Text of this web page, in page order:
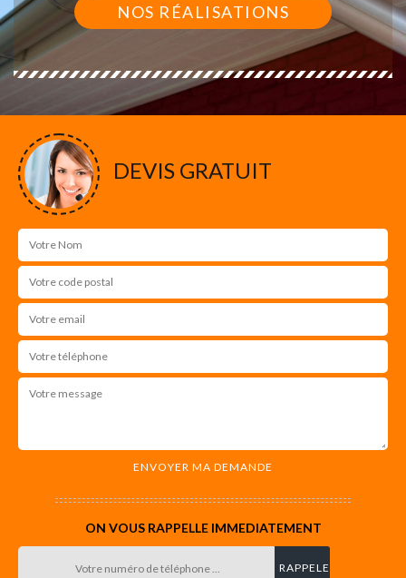
NOS RÉALISATIONS
DEVIS GRATUIT
ON VOUS RAPPELLE IMMEDIATEMENT